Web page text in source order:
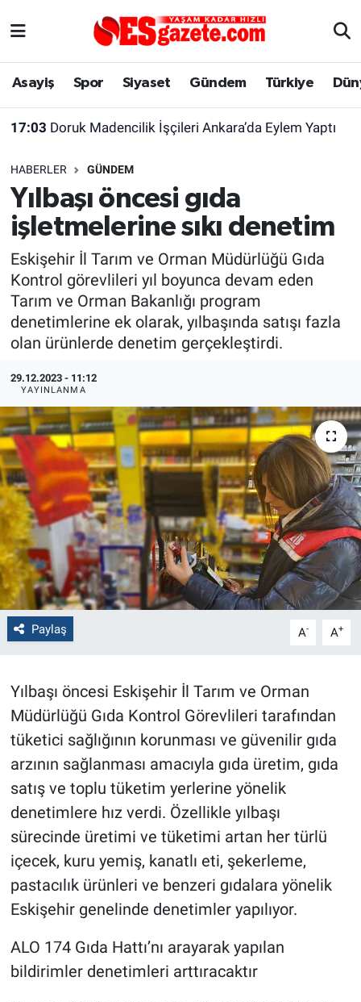
Asayiş Spor Siyaset Gündem Türkiye
17:03 Doruk Madencilik İşçileri Ankara’da Eylem Yaptı
HABERLER GÜNDEM
Yılbaşı öncesi gıda
işletmelerine sıkı denetim
Eskişehir İl Tarım ve Orman Müdürlüğü Gıda
Kontrol görevlileri yıl boyunca devam eden
Tarım ve Orman Bakanlığı program
denetimlerine ek olarak, yılbaşında satışı fazla
olan ürünlerde denetim gerçekleştirdi.
29.12.2023 - 11:12
YAYINLANMA
Paylaş A- A+
Yılbaşı öncesi Eskişehir İl Tarım ve Orman
Müdürlüğü Gıda Kontrol Görevlileri tarafından
tüketici sağlığının korunması ve güvenilir gıda
arzının sağlanması amacıyla gıda üretim, gıda
satış ve toplu tüketim yerlerine yönelik
denetimlere hız verdi. Özellikle yılbaşı
sürecinde üretimi ve tüketimi artan her türlü
içecek, kuru yemiş, kanatlı eti, şekerleme,
pastacılık ürünleri ve benzeri gıdalara yönelik
Eskişehir genelinde denetimler yapılıyor.
ALO 174 Gıda Hattı’nı arayarak yapılan
bildirimler denetimleri arttıracaktır
Asayiş
Gündem
Türkiye
Dünya
Sağlık
Alış-Veriş/İş dünyası
Yaşam
Eskişehirspor Arşivi
Eskişehir Arşivi
Röportaj
Ekonomi
Kültür Sanat
Politika
Bilecik
Kütahya
Gezi
Genel
Çevre
Yerel
Bilim ve Teknoloji
Eskişehir Nöbetçi Eczaneler
Süper Lig Puan Durumu ve Fikstür
Tüm Manşetler
Son Dakika Haberleri
Haber Arşivi